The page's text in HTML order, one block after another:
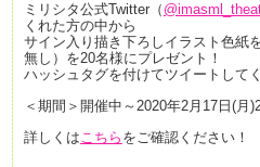
ミリシタ公式Twitter（
くれた方の中から
サイン入り描き下ろしイラスト色紙
無し）を20名様にプレゼント！
ハッシュタグを付けてツイートして
＜期間＞開催中～2020年2月17日(月
詳しくはこちら をご確認ください！